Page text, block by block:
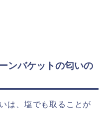
ンバケットの匂いの
は、塩でも取ることが